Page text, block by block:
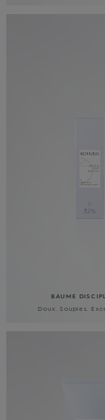
BAUME
Doux. Souples.